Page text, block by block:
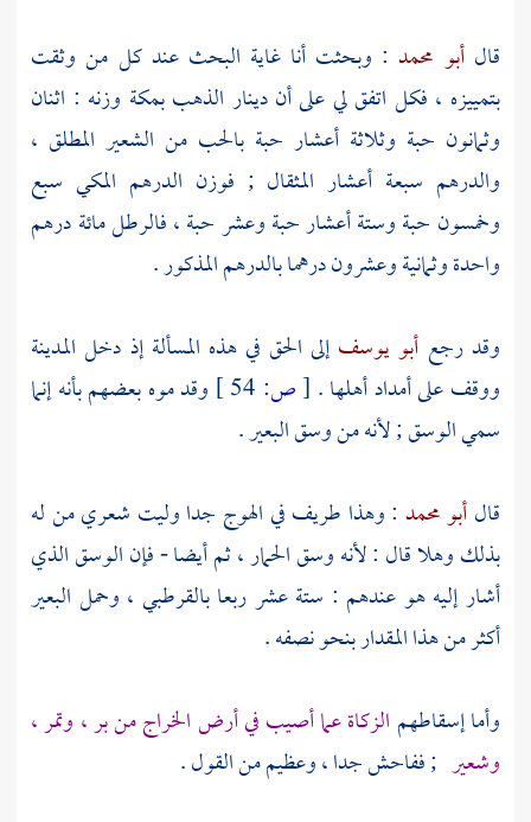
قالأبو محمد : وبحثت أنا غاية البحث عند كل من وثقت
بتمييزه ، فكل اتفق لي على أن دينار الذهببمكة وزنه : اثنان
وثمانون حبة وثلاثة أعشار حبة بالحب من الشعير المطلق ،
والدرهم سبعة أعشار المثقال ; فوزن الدرهم المكي سبع
وخمسون حبة وستة أعشار حبة وعشر حبة ، فالرطل مائة درهم
واحدة وثمانية وعشرون درهما بالدرهم المذكور .
وقد رجع أبو يوسفإلى الحق في هذه المسألة إذ دخل المدينة
ووقف على أمداد أهلها . [ص:
وقد موه بعضهم بأنه إنما
سمي الوسق ; لأنه من وسق البعير .
قالأبو محمد : وهذا طريف في الهوج جدا وليت شعري من له
بذلك وهلا قال : لأنه وسق الحمار ، ثم أيضا - فإن الوسق الذي
أشار إليه هو عندهم : ستة عشر ربعا بالقرطبي ، وحمل البعير
أكثر من هذا المقدار بنحو نصفه .
وأما إسقاطهم الزكاة عما أصيب في أرض الخراج من بر ، وتمر ،
وشعير ; ففاحش جدا ، وعظيم من القول .